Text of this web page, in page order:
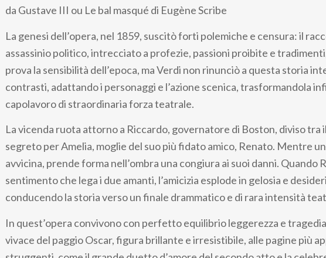
da Gustave III ou Le bal masqué di Eugène Scribe
La genesi dell’opera, nel 1859, suscitò forti polemiche e censura: il
assassinio politico, intrecciato a profezie, passioni proibite e
prova la sensibilità dell’epoca, ma Verdi non rinunciò a questa storia
contrasti, adattando i personaggi e l’azione scenica, trasformandola
capolavoro di straordinaria forza teatrale.
La vicenda ruota attorno a Riccardo, governatore di Boston, diviso tra
segreto per Amelia, moglie del suo più fidato amico, Renato. Mentre
avvicina, prende forma nell’ombra una congiura ai suoi danni. Quando
sentimento che lega i due amanti, l’amicizia esplode in gelosia e
conducendo la storia verso un finale drammatico e di rara intensità
In quest’opera convivono con perfetto equilibrio leggerezza e
vivace del paggio Oscar, figura brillante e irresistibile, alle pagine più